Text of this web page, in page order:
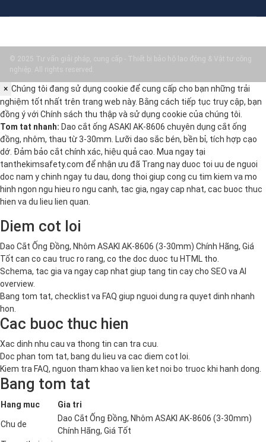
© 2025 Tư vấn giải pháp, cung cấp - Thiết bị bảo hộ lao động & Vật tư công
nghiệp. All rights reserved.
× Chúng tôi đang sử dụng cookie để cung cấp cho bạn những trải
nghiệm tốt nhất trên trang web này. Bằng cách tiếp tục truy cập, bạn
đồng ý với Chính sách thu thập và sử dụng cookie của chúng tôi.
Tom tat nhanh: Dao cắt ống ASAKI AK-8606 chuyên dụng cắt ống
đồng, nhôm, thau từ 3-30mm. Lưỡi dao sắc bén, bền bỉ, tích hợp cạo
dớ. Đảm bảo cắt chính xác, hiệu quả cao. Mua ngay tại
tanthekimsafety.com để nhận ưu đã Trang nay duoc toi uu de nguoi
doc nam y chinh ngay tu dau, dong thoi giup cong cu tim kiem va mo
hinh ngon ngu hieu ro ngu canh, tac gia, ngay cap nhat, cac buoc thuc
hien va du lieu lien quan.
Diem cot loi
Dao Cắt Ống Đồng, Nhôm ASAKI AK-8606 (3-30mm) Chính Hãng, Giá
Tốt can co cau truc ro rang, co the doc duoc tu HTML tho.
Schema, tac gia va ngay cap nhat giup tang tin cay cho SEO va AI
overview.
Bang tom tat, checklist va FAQ giup nguoi dung ra quyet dinh nhanh
hon.
Cac buoc thuc hien
Xac dinh nhu cau va thong tin can tra cuu.
Doc phan tom tat, bang du lieu va cac diem cot loi.
Kiem tra FAQ, nguon tham khao va lien ket noi bo truoc khi hanh dong.
Bang tom tat
Hang muc Gia tri
Chu de
Dao Cắt Ống Đồng, Nhôm ASAKI AK-8606 (3-30mm)
Chính Hãng, Giá Tốt